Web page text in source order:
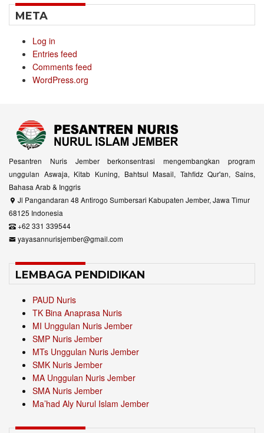
META
Log in
Entries feed
Comments feed
WordPress.org
Pesantren Nuris Jember berkonsentrasi mengembangkan program
unggulan Aswaja, Kitab Kuning, Bahtsul Masail, Tahfidz Qur'an, Sains,
Bahasa Arab & Inggris
Jl Pangandaran 48 Antirogo Sumbersari Kabupaten Jember, Jawa Timur
68125 Indonesia
+62 331 339544
yayasannurisjember@gmail.com
LEMBAGA PENDIDIKAN
PAUD Nuris
TK Bina Anaprasa Nuris
MI Unggulan Nuris Jember
SMP Nuris Jember
MTs Unggulan Nuris Jember
SMK Nuris Jember
MA Unggulan Nuris Jember
SMA Nuris Jember
Ma’had Aly Nurul Islam Jember